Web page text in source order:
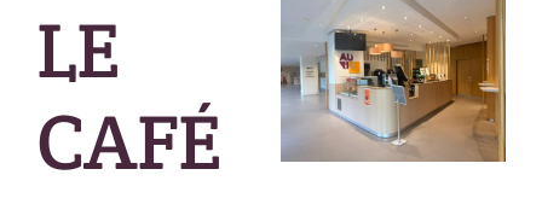
LE
CAFÉ